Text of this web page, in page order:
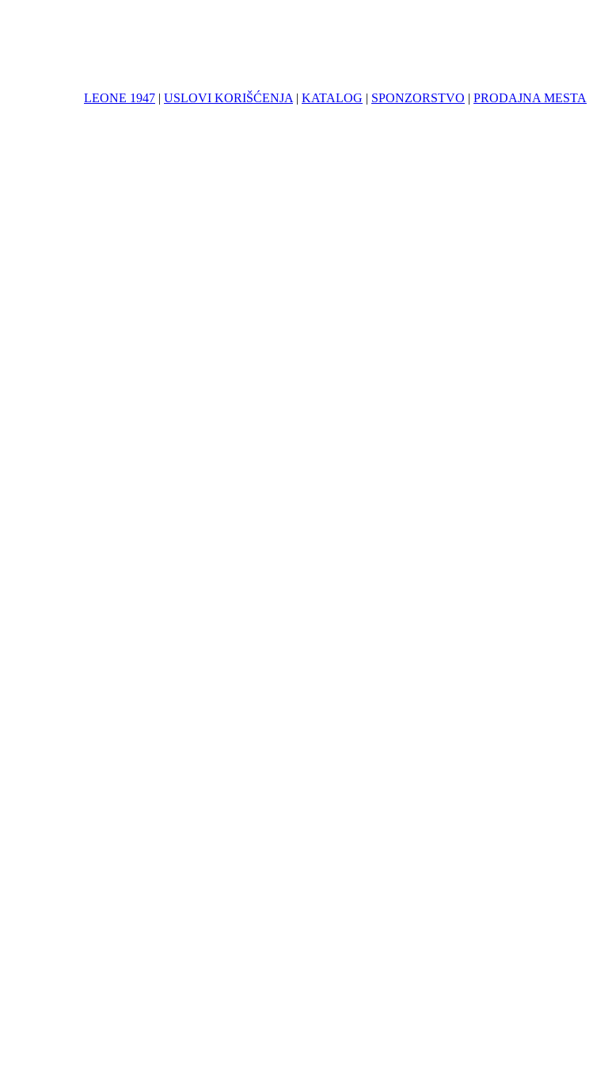
LEONE 1947 | USLOVI KORIŠĆENJA | KATALOG | SPONZORSTVO | PRODAJNA MESTA